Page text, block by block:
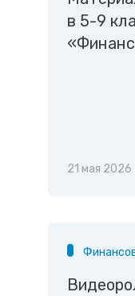
в 5-9
21 мая 2026